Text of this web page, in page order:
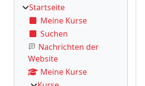
Startseite
Meine Kurse
Suchen
Nachrichten der
Website
Meine Kurse